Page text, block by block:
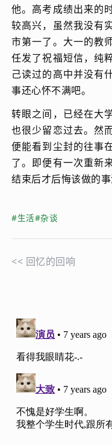
他。高考成绩出来的
较高兴，虽然我没有
市第一了。大一的教
任发了祝福短信，纯
己读过的高中并没有
事还心怀不满吧。
转眼之间，已经在大
也很少留恋过去。然
便能看到尘封的往事
了。即便有一次重新
结束后才后悔该做的事
#生活#杂谈
<< 回忆的回响